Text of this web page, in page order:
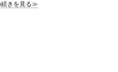
続きを見る≫